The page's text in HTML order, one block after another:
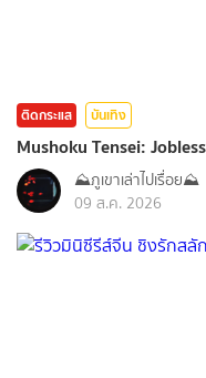
ติดกระแส บันเทิง
Mushoku Tensei:
⛰️ภูเขาเล่าไปเรื่อย⛰️
09 ส.ค. 2026